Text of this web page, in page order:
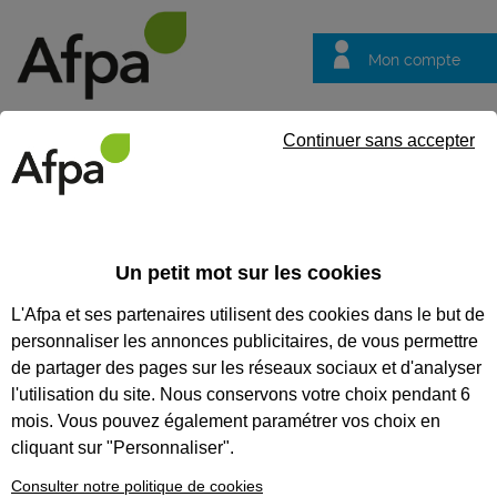
Mon compte
questions
Sécuriser les parcours de vos
candidats
Avec IDMétiers,
proposez une
formation
personnalisée
Un petit mot sur les cookies
L'Afpa et ses partenaires utilisent des cookies dans le but de
personnaliser les annonces publicitaires, de vous permettre
de partager des pages sur les réseaux sociaux et d'analyser
l'utilisation du site. Nous conservons votre choix pendant 6
mois. Vous pouvez également paramétrer vos choix en
cliquant sur "Personnaliser".
Consulter notre politique de cookies
Continuer sans accepter